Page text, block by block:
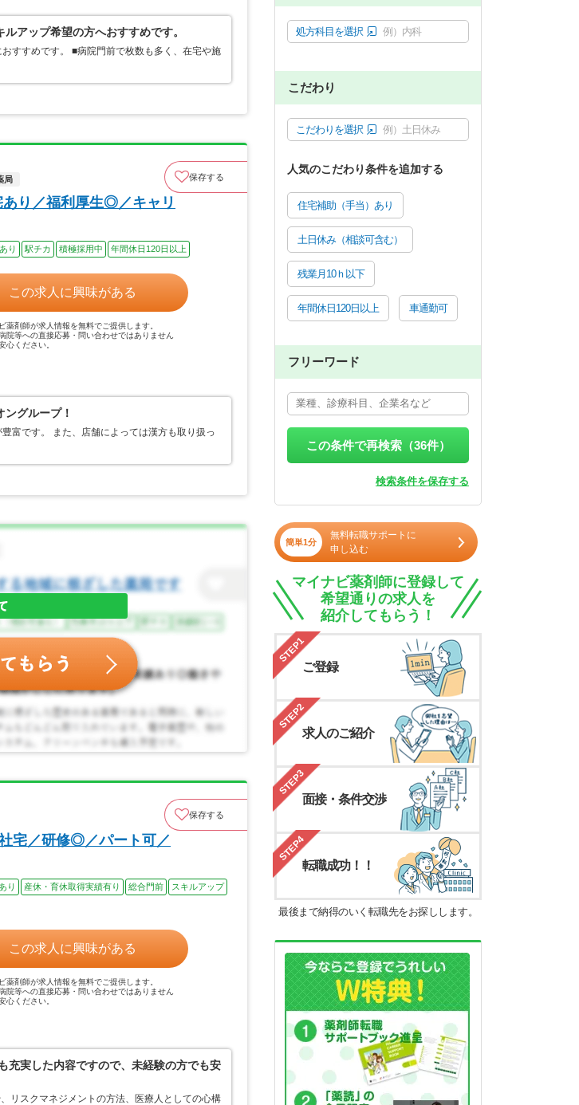
アップ希望の方へおすすめです。
すすめです。 ■病院門前で枚数も多く、在宅や施
局 保存する
あり／福利厚生◎／キャリ
り 駅チカ 積極採用中 年間休日120日以上
この求人に興味がある
薬剤師が求人情報を無料でご提供します。
院等への直接応募・問い合わせではありません
心ください。
グループ！
富です。 また、店舗によっては漢方も取り扱っ
保存する
宅／研修◎／パート可／
り 産休・育休取得実績有り 総合門前
スキルアップ
この求人に興味がある
薬剤師が求人情報を無料でご提供します。
院等への直接応募・問い合わせではありません
心ください。
充実した内容ですので、未経験の方でも安
リスクマネジメントの方法、医療人としての心構
処方科目を選択 例）内科
こだわり
こだわりを選択 例）土日休み
人気のこだわり条件を追加する
住宅補助（手当）あり
土日休み（相談可含む）
残業月10ｈ以下
年間休日120日以上 車通勤可
フリーワード
この条件で再検索（36件）
検索条件を保存する
簡単1分
無料転職サポートに
申し込む
マイナビ薬剤師に登録して
希望通りの求人を
紹介してもらう！
STEP1
ご登録
STEP2
求人のご紹介
STEP3
面接・条件交渉
STEP4
転職成功！！
最後まで納得のいく転職先をお探しします。